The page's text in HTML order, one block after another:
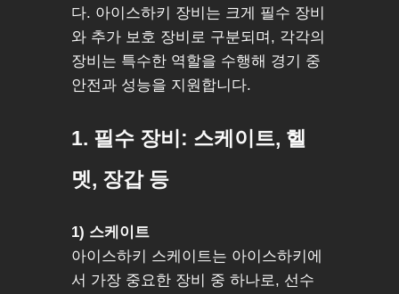
다. 아이스하키 장비는 크게 필수 장비
와 추가 보호 장비로 구분되며, 각각의
장비는 특수한 역할을 수행해 경기 중
안전과 성능을 지원합니다.
1. 필수 장비: 스케이트, 헬
멧, 장갑 등
1) 스케이트
아이스하키 스케이트는 아이스하키에
서 가장 중요한 장비 중 하나로, 선수